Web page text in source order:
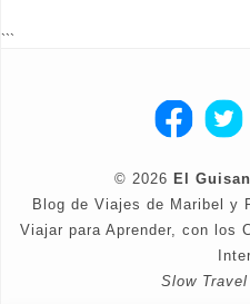
```
© 2026 El
Blog de Viajes de Maribel y
Viajar para Aprender, con los
Slow